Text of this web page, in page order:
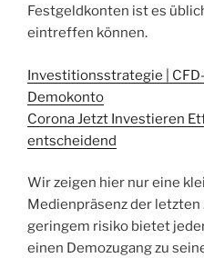
Festgeldkonten ist es
eintreffen können.
Investitionsstrategie |
Demokonto
Corona Jetzt Investieren
entscheidend
Wir zeigen hier nur eine
Medienpräsenz der letzten
geringem risiko bietet
einen Demozugang zu